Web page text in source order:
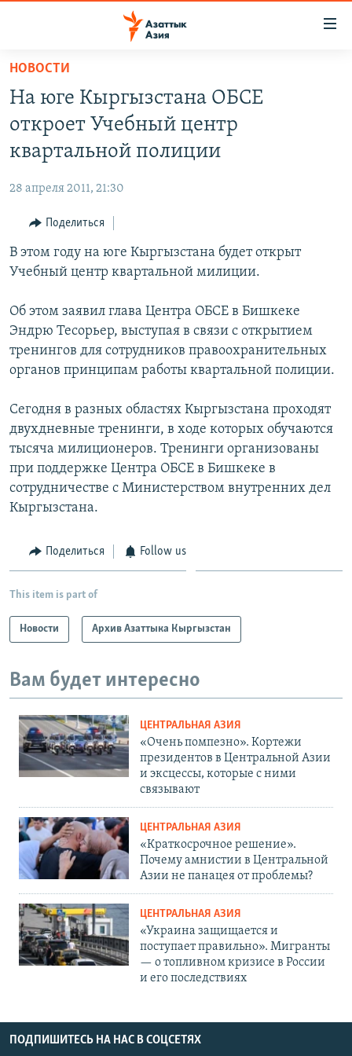
Вернуться
основному
содержанию
Вернутся
главной
навигации
Вернутся
поиску
ТАДЖИКИСТАН
ВОЙНА В УКРАИНЕ
ҚАЗАҚША
КЫРГЫЗЧА
ЎЗБЕКЧА
TÜRKMENÇE
Все сайты РСЕ/РС
НОВОСТИ
На юге Кыргызстана ОБСЕ
откроет Учебный центр
квартальной полиции
28 апреля 2011, 21:30
Поделиться
В этом году на юге Кыргызстана будет открыт
Учебный центр квартальной милиции.
Об этом заявил глава Центра ОБСЕ в Бишкеке
Эндрю Тесорьер, выступая в связи с открытием
тренингов для сотрудников правоохранительных
органов принципам работы квартальной полиции.
Сегодня в разных областях Кыргызстана проходят
двухдневные тренинги, в ходе которых обучаются
тысяча милиционеров. Тренинги организованы
при поддержке Центра ОБСЕ в Бишкеке в
сотрудничестве с Министерством внутренних дел
Кыргызстана.
Поделиться Follow us
This item is part of
Новости Архив Азаттыка Кыргызстан
Вам будет интересно
ЦЕНТРАЛЬНАЯ АЗИЯ
«Очень помпезно». Кортежи
президентов в Центральной Азии
и эксцессы, которые с ними
связывают
ЦЕНТРАЛЬНАЯ АЗИЯ
«Краткосрочное решение».
Почему амнистии в Центральной
Азии не панацея от проблемы?
ЦЕНТРАЛЬНАЯ АЗИЯ
«Украина защищается и
поступает правильно». Мигранты
— о топливном кризисе в России
и его последствиях
ПОДПИШИТЕСЬ НА НАС В СОЦСЕТЯХ